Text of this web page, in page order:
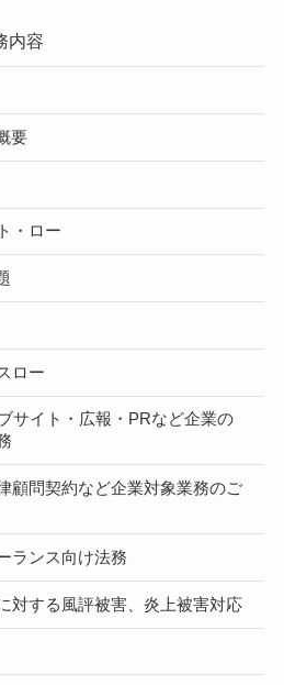
内容
要
・ロー
ロー
サイト・広報・PRなど企業の
顧問契約など企業対象業務のご
ランス向け法務
対する風評被害、炎上被害対応